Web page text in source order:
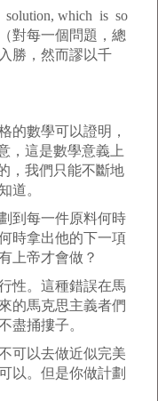
solution, which is so
對每一個問題，總
勝，然而謬以千
的數學可以證明，
，這是數學意義上
，我們只能不斷地
道。
到每一件原料何時
時拿出他的下一項
上帝才會做？
性。這種錯誤在馬
的馬克思主義者們
盡捅摟子。
可以去做近似完美
以。但是你做計劃